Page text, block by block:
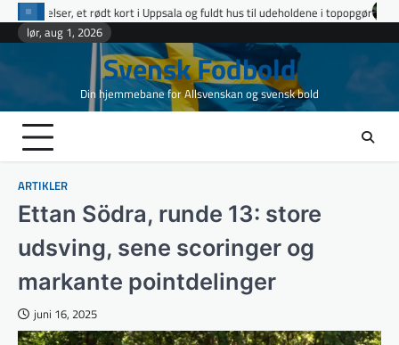
Skip
og fuldt hus til udeholdene i topopgør
Ettan Norra runde 9: fire
lør, aug 1, 2026
Svensk Fodbold
Din hjemmebane for Allsvenskan og svensk bold
ARTIKLER
Ettan Södra, runde 13: store
udsving, sene scoringer og
markante pointdelinger
juni 16, 2025